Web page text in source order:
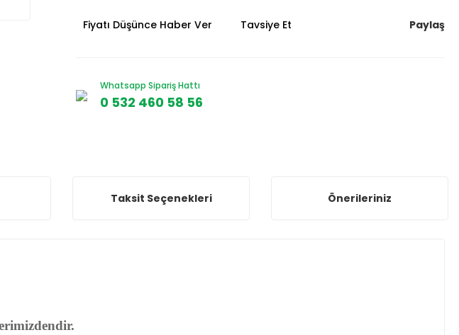
Fiyatı Düşünce Haber Ver Tavsiye Et Paylaş
Whatsapp Sipariş Hattı
0 532 460 58 56
Taksit Seçenekleri Önerileriniz